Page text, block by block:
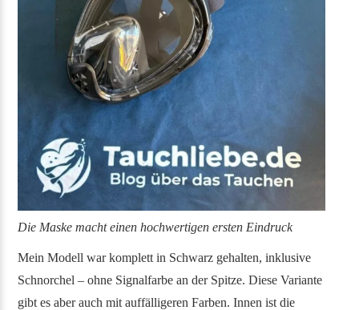
Die Maske macht einen hochwertigen ersten Eindruck
Mein Modell war komplett in Schwarz gehalten, inklusive
Schnorchel – ohne Signalfarbe an der Spitze. Diese Variante
gibt es aber auch mit auffälligeren Farben. Innen ist die